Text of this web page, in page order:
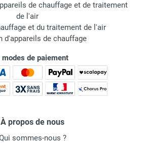
de chauffage et de traitement
de l'air
et du traitement de l'air
d'appareils de chauffage
modes de paiement
À propos de nous
sommes-nous ?